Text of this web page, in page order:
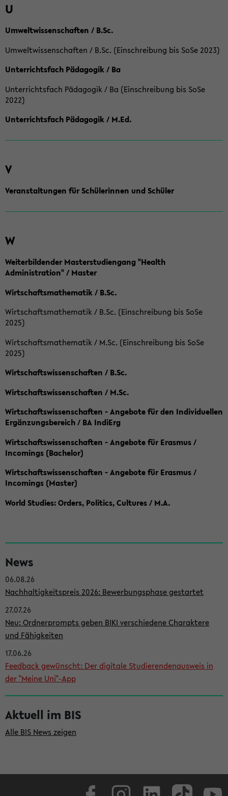
U
Umweltwissenschaften / B.Sc.
Umweltwissenschaften / B.Sc. (Einschreibung bis SoSe 2023)
Unterrichtsfach Pädagogik / Ba
Unterrichtsfach Pädagogik / Ba (Einschreibung bis SoSe
2022)
Unterrichtsfach Pädagogik / M.Ed.
V
Veranstaltungen für Schülerinnen und Schüler
W
Weiterbildender Masterstudiengang "Health
Administration" / Master
Wirtschaftsmathematik / B.Sc.
Wirtschaftsmathematik / B.Sc. (Einschreibung bis SoSe
2025)
Wirtschaftsmathematik / M.Sc. (Einschreibung bis SoSe
2025)
Wirtschaftswissenschaften / B.Sc.
Wirtschaftswissenschaften / M.Sc.
Wirtschaftswissenschaften - Angebote für den Individuellen
Ergänzungsbereich / BA IndiErg
Wirtschaftswissenschaften - Angebote für Erasmus /
Incomings (Bachelor)
Wirtschaftswissenschaften - Angebote für Erasmus /
Incomings (Master)
World Studies: Orders, Politics, Cultures / M.A.
e
i
t
e
n
l
e
i
s
t
e
News
06.08.26
Nachhaltigkeitspreis 2026: Bewerbungsphase gestartet
27.07.26
Neu: Ordnerprompts geben BIKI verschiedene Charaktere
und Fähigkeiten
17.06.26
Feedback gewünscht: Der digitale Studierendenausweis in
der "Meine Uni"-App
Aktuell im BIS
Alle BIS News zeigen